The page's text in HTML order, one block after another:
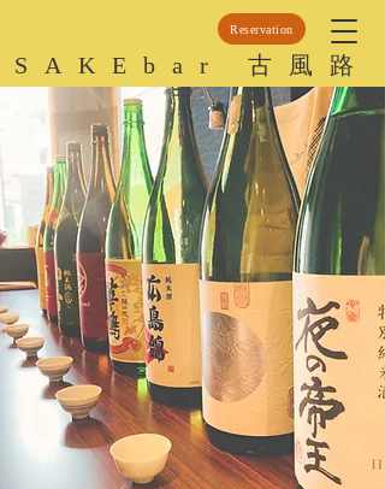
Reservation
SAKEbar 古風路